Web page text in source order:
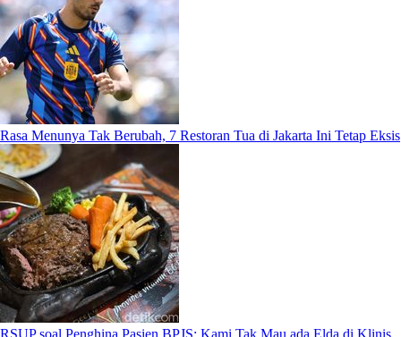
Rasa Menunya Tak Berubah, 7 Restoran Tua di Jakarta Ini Tetap Eksis